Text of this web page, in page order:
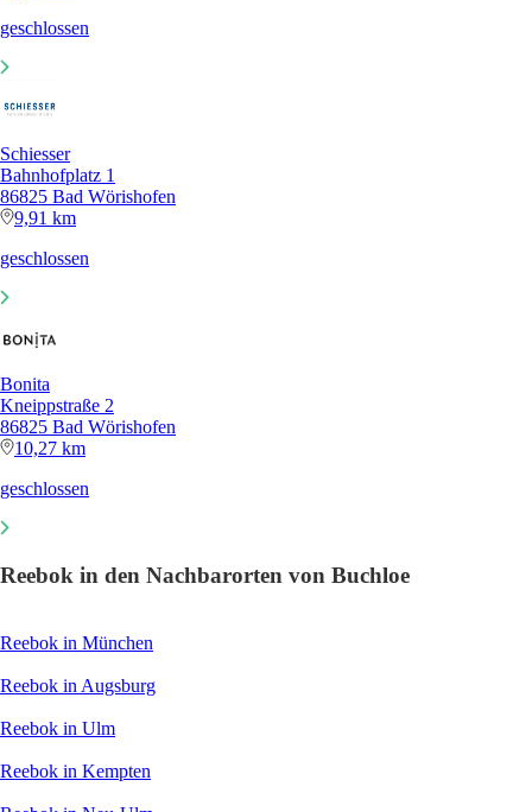
geschlossen
Schiesser
Bahnhofplatz 1
86825 Bad Wörishofen
9,91 km
geschlossen
Bonita
Kneippstraße 2
86825 Bad Wörishofen
10,27 km
geschlossen
Reebok in den Nachbarorten von Buchloe
Reebok in München
Reebok in Augsburg
Reebok in Ulm
Reebok in Kempten